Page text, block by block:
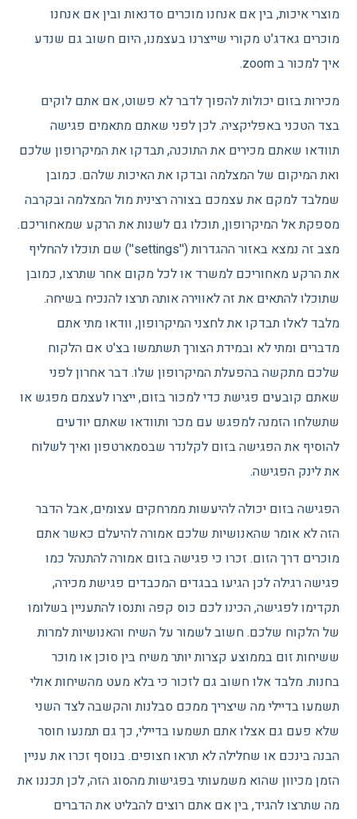
מוצרי איכות, בין אם אנחנו מוכרים סדנאות ובין אם אנחנו
מוכרים גאדג'ט מקורי שייצרנו בעצמנו, היום חשוב גם שנדע
איך למכור ב zoom.
מכירות בזום יכולות להפוך לדבר לא פשוט, אם אתם לוקים
בצד הטכני באפליקציה. לכן לפני שאתם מתאמים פגישה
תוודאו שאתם מכירים את התוכנה, תבדקו את המיקרופון שלכם
ואת המיקום של המצלמה ובדקו את האיכות שלהם. כמובן
שמלבד למקם את עצמכם בצורה רצינית מול המצלמה ובקרבה
מספקת אל המיקרופון, תוכלו גם לשנות את הרקע שמאחוריכם.
מצב זה נמצא באזור ההגדרות (''settings'') שם תוכלו להחליף
את הרקע מאחוריכם למשרד או לכל מקום אחר שתרצו, כמובן
שתוכלו להתאים את זה לאווירה אותה תרצו להנכיח בשיחה.
מלבד לאלו תבדקו את לחצני המיקרופון, וודאו מתי אתם
מדברים ומתי לא ובמידת הצורך תשתמשו בצ'ט אם הלקוח
שלכם מתקשה בהפעלת המיקרופון שלו. דבר אחרון לפני
שאתם קובעים פגישת כדי למכור בזום, ייצרו לעצמם מפגש או
שתשלחו הזמנה למפגש עם מכר ותוודאו שאתם יודעים
להוסיף את הפגישה בזום לקלנדר שבסמארטפון ואיך לשלוח
את לינק הפגישה.
הפגישה בזום יכולה להיעשות ממרחקים עצומים, אבל הדבר
הזה לא אומר שהאנושיות שלכם אמורה להיעלם כאשר אתם
מוכרים דרך הזום. זכרו כי פגישה בזום אמורה להתנהל כמו
פגישה רגילה לכן הגיעו בבגדים המכבדים פגישת מכירה,
תקדימו לפגישה, הכינו לכם כוס קפה ותנסו להתעניין בשלומו
של הלקוח שלכם. חשוב לשמור על השיח והאנושיות למרות
ששיחות זום בממוצע קצרות יותר משיח בין סוכן או מוכר
בחנות. מלבד אלו חשוב גם לזכור כי בלא מעט מהשיחות אולי
תשמעו בדיילי מה שיצריך ממכם סבלנות והקשבה לצד השני
שלא פעם גם אצלו אתם תשמעו בדיילי, כך גם תמנעו חוסר
הבנה בינכם או שחלילה לא תראו חצופים. בנוסף זכרו את עניין
הזמן מכיוון שהוא משמעותי בפגישות מהסוג הזה, לכן תכננו את
מה שתרצו להגיד, בין אם אתם רוצים להבליט את הדברים